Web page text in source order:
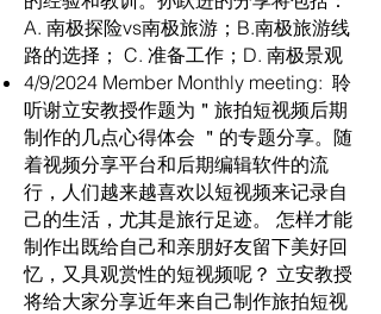
A. 南极探险vs南极旅游；B.南极旅游线
路的选择； C. 准备工作；D. 南极景观
4/9/2024 Member Monthly meeting: 聆
听谢立安教授作题为＂旅拍短视频后期
制作的几点心得体会 ＂的专题分享。随
着视频分享平台和后期编辑软件的流
行，人们越来越喜欢以短视频来记录自
己的生活，尤其是旅行足迹。 怎样才能
制作出既给自己和亲朋好友留下美好回
忆，又具观赏性的短视频呢？ 立安教授
将给大家分享近年来自己制作旅拍短视